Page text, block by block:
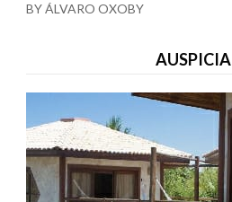
BY ÁLVARO OXOBY
AUSPICIA